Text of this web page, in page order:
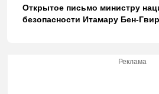
Открытое письмо министру
безопасности Итамару Бен-
Реклама